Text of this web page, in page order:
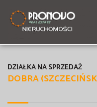
DOBRA
DZIAŁKA NA SPRZEDAŻ